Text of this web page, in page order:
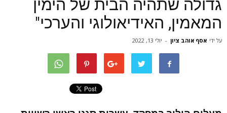
גדולה שתהיה הבית של הימין
המאמין, האידיאולוגי והערכי"
על ידי אסף אוהב ציון - יולי 13, 2022